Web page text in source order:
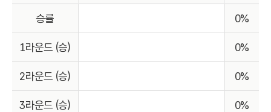
승률 0%
1라운드 (승) 0%
2라운드 (승) 0%
3라운드 (승) 0%